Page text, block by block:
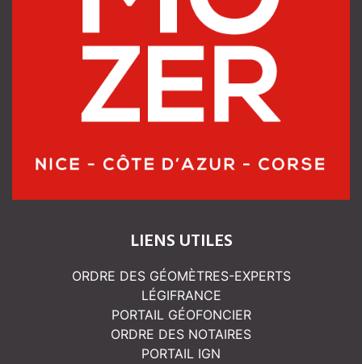
LIENS UTILES
ORDRE DES GÉOMÈTRES-EXPERTS
LÉGIFRANCE
PORTAIL GÉOFONCIER
ORDRE DES NOTAIRES
PORTAIL IGN